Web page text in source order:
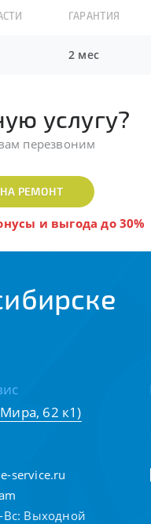
ГАРАНТИЯ
2 мес
услугу?
перезвоним
РЕМОНТ
и выгода до 30%
62 к1)
service.ru
Вс: Выходной